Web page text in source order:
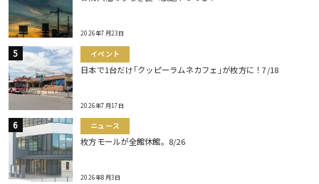
2026年7月23日
イベント
日本で1台だけ｢クッピーラムネカフェ｣が枚方に！7/18
2026年7月17日
ニュース
枚方モールが全館休館。8/26
2026年8月3日